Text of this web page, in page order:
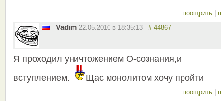
поощрить
Vadim 22.05.2010 в 18:35:13 # 44867
Я проходил уничтожением О-сознания,и
вступлением.
Щас монолитом хочу пройти
поощрить